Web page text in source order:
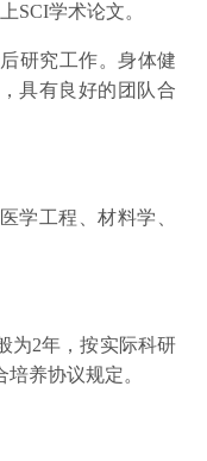
SCI学术论文。
研究工作。身体健
具有良好的团队合
学工程、材料学、
为2年，按实际科研
养协议规定。